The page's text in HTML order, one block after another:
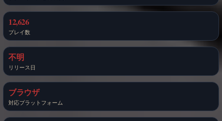
12,626
プレイ数
不明
リリース日
ブラウザ
対応プラットフォーム